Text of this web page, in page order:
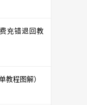
充错退回教
教程图解）